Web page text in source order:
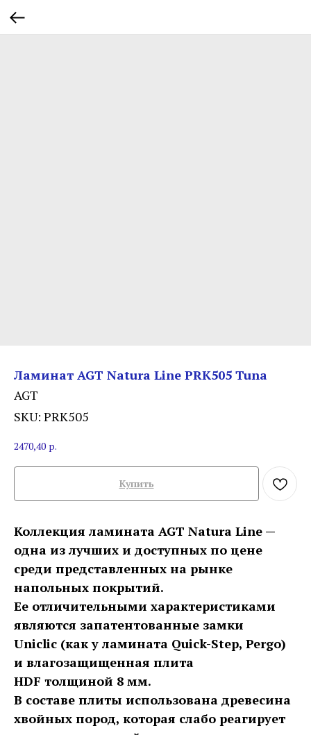
Ламинат AGT Natura Line PRK505 Tuna
AGT
SKU: PRK505
2470,40 р.
Купить
Коллекция ламината AGT Natura Line —
одна из лучших и доступных по цене
среди представленных на рынке
напольных покрытий.
Ее отличительными характеристиками
являются запатентованные замки
Uniclic (как у ламината Quick-Step, Pergo)
и влагозащищенная плита
HDF толщиной 8 мм.
В составе плиты использована древесина
хвойных пород, которая слабо реагирует